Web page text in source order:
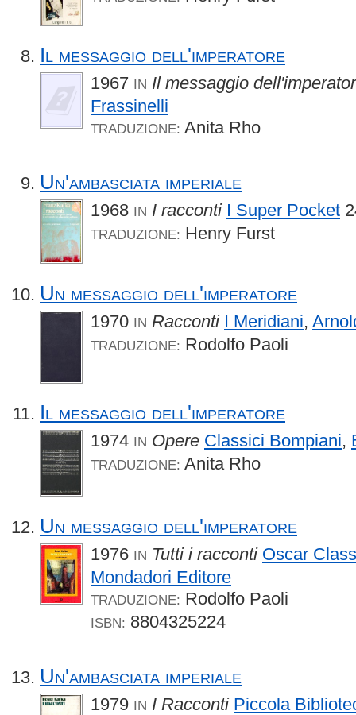
Il messaggio dell'imperatore
1967 IN Il messaggio
Frassinelli
TRADUZIONE: Anita Rho
Un'ambasciata imperiale
1968 IN I racconti I Super Pocket
TRADUZIONE: Henry Furst
Un messaggio dell'imperatore
1970 IN Racconti I Meridiani,
TRADUZIONE: Rodolfo Paoli
Il messaggio dell'imperatore
1974 IN Opere Classici Bompiani,
TRADUZIONE: Anita Rho
Un messaggio dell'imperatore
1976 IN Tutti i racconti Oscar
Mondadori Editore
TRADUZIONE: Rodolfo Paoli
ISBN: 8804325224
Un'ambasciata imperiale
1979 IN I Racconti Piccola